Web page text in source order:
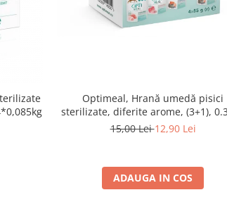
Optimeal, Hrană umedă pisici
sterilizate, diferite arome, (3+1),
15,00 Lei12,90 Lei
ADAUGA IN COS